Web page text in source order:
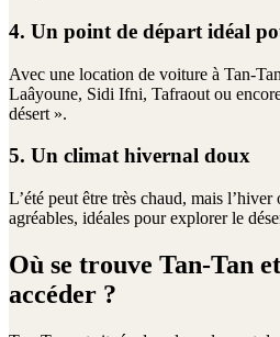
4. Un point de départ idéal
Avec une location de voiture à Tan-
Laâyoune, Sidi Ifni, Tafraout ou
désert ».
5. Un climat hivernal doux
L’été peut être très chaud, mais
agréables, idéales pour explorer le
Où se trouve Tan-Tan
accéder ?